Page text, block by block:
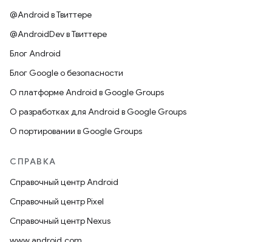
@Android в Твиттере
@AndroidDev в Твиттере
Блог Android
Блог Google о безопасности
О платформе Android в Google Groups
О разработках для Android в Google Groups
О портировании в Google Groups
СПРАВКА
Справочный центр Android
Справочный центр Pixel
Справочный центр Nexus